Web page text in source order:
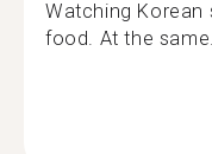
Watching Korean
food. At the